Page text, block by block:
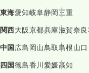
東海愛知岐阜静岡三重
関西大阪京都兵庫滋賀奈良
中国広島岡山鳥取島根山口
四国徳島香川愛媛高知